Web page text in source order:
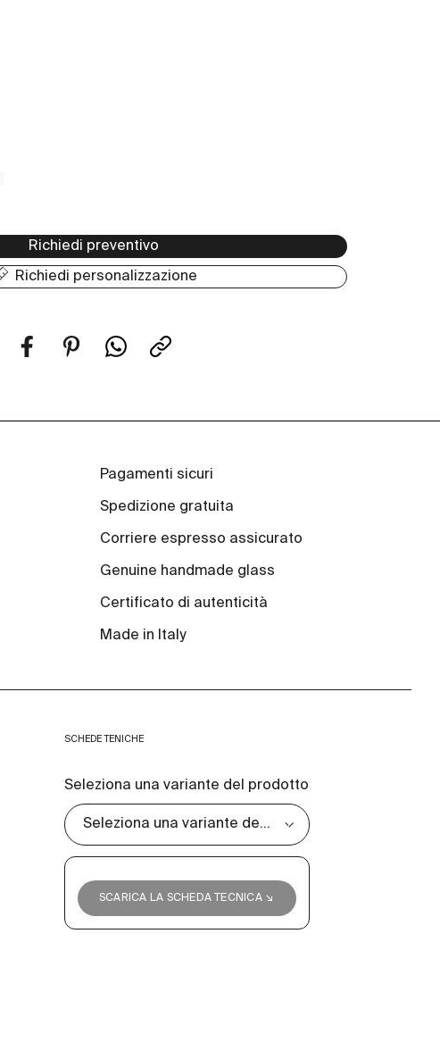
Richiedi preventivo
Richiedi personalizzazione
Pagamenti sicuri
Spedizione gratuita
Corriere espresso assicurato
Genuine handmade glass
Certificato di autenticità
Made in Italy
SCHEDE TENICHE
Seleziona una variante del prodotto
SCARICA LA SCHEDA TECNICA ↘